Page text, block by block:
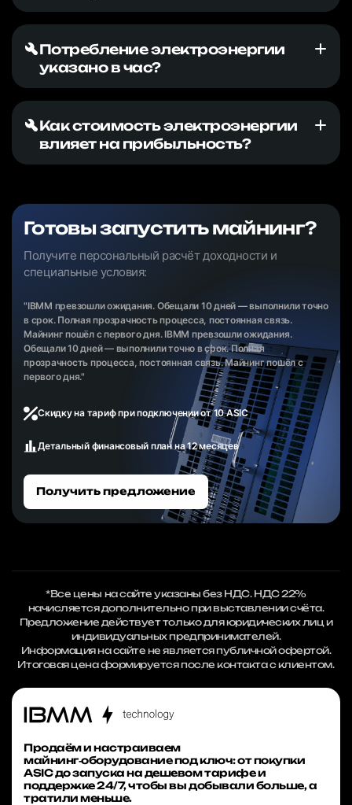
Потребление электроэнергии
указано в час?
Как стоимость электроэнергии
влияет на прибыльность?
Готовы запустить майнинг?
Получите персональный расчёт доходности и
специальные условия:
"IBMM превзошли ожидания. Обещали 10 дней — выполнили точно
в срок. Полная прозрачность процесса, постоянная связь.
Майнинг пошёл с первого дня. IBMM превзошли ожидания.
Обещали 10 дней — выполнили точно в срок. Полная
прозрачность процесса, постоянная связь. Майнинг пошёл с
первого дня."
Скидку на тариф при подключении от 10 ASIC
Детальный финансовый план на 12 месяцев
Получить предложение
*Все цены на сайте указаны без НДС. НДС 22%
начисляется дополнительно при выставлении счёта.
Предложение действует только для юридических лиц и
индивидуальных предпринимателей.
Информация на сайте не является публичной офертой.
Итоговая цена формируется после контакта с клиентом.
Продаём и настраиваем
майнинг‑оборудование под ключ: от покупки
ASIC до запуска на дешевом тарифе и
поддержке 24/7, чтобы вы добывали больше, а
тратили меньше.